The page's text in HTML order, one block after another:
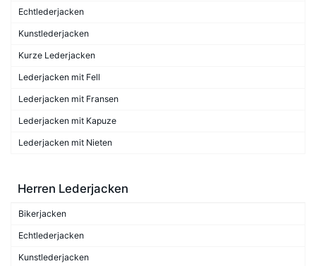
Echtlederjacken
Kunstlederjacken
Kurze Lederjacken
Lederjacken mit Fell
Lederjacken mit Fransen
Lederjacken mit Kapuze
Lederjacken mit Nieten
Herren Lederjacken
Bikerjacken
Echtlederjacken
Kunstlederjacken